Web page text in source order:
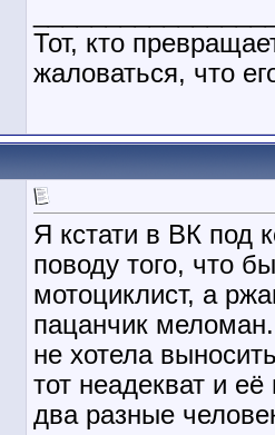
Тот, кто
жаловаться, что
Я кстати в ВК под
поводу того, что
мотоциклист, а
пацанчик
не хотела
тот неадекват и
два разные